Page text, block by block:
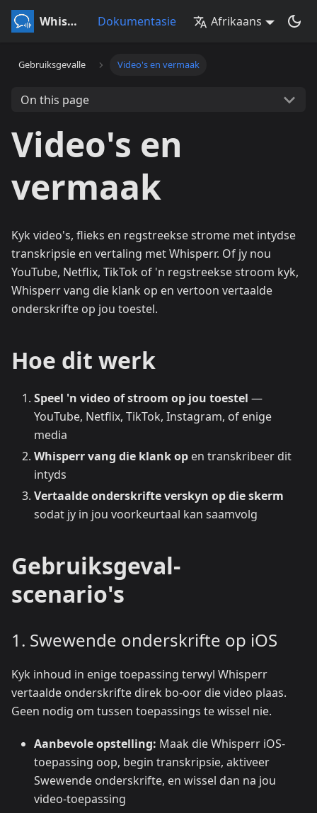
Whisperr Dokumentasie Afrikaans
Gebruiksgevalle Video's en vermaak
On this page
Video's en
vermaak
Kyk video's, flieks en regstreekse strome met intydse
transkripsie en vertaling met Whisperr. Of jy nou
YouTube, Netflix, TikTok of 'n regstreekse stroom kyk,
Whisperr vang die klank op en vertoon vertaalde
onderskrifte op jou toestel.
Hoe dit werk
Speel 'n video of stroom op jou toestel —
YouTube, Netflix, TikTok, Instagram, of enige
media
Whisperr vang die klank op en transkribeer dit
intyds
Vertaalde onderskrifte verskyn op die skerm
sodat jy in jou voorkeurtaal kan saamvolg
Gebruiksgeval-
scenario's
1. Swewende onderskrifte op iOS
Kyk inhoud in enige toepassing terwyl Whisperr
vertaalde onderskrifte direk bo-oor die video plaas.
Geen nodig om tussen toepassings te wissel nie.
Aanbevole opstelling: Maak die Whisperr iOS-
toepassing oop, begin transkripsie, aktiveer
Swewende onderskrifte, en wissel dan na jou
video-toepassing